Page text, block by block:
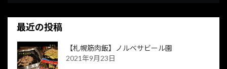
最近の投稿
【札幌筋肉飯】ノルベサビール園
2021年9月23日